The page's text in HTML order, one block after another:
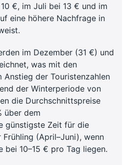
€, im Juli bei 13 € und im
eine höhere Nachfrage in
im Dezember (31 €) und
was mit den
Anstieg der Touristenzahlen
der Winterperiode von
die Durchschnittspreise
über dem
günstigste Zeit für die
(April–Juni), wenn
bei 10–15 € pro Tag liegen.